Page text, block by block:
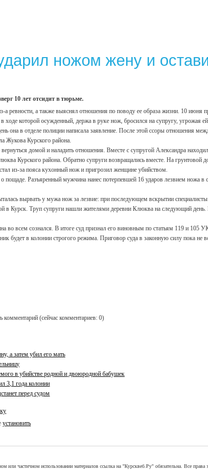
ножом жену и
10 лет отсидит в тюрьме.
а ревности, а также выяснял отношения по поводу ее образа жизни. 10
ходе которой осужденный, держа в руке нож, бросился на супругу, угрожая
она в отделе полиции написала заявление. После этой ссоры отношения
Жукова Курского района.
домой и наладить отношения. Вместе с супругой Александра
Курского района. Обратно супруги возвращались вместе. На грунтовой
из-за пояса кухонный нож и пригрозил женщине убийством.
пощаде. Разъяренный мужчина нанес потерпевшей 16 ударов лезвием ножа в
вырвать у мужа нож за лезвие: при последующем вскрытии
в Курск. Труп супруги нашли жителями деревни Клюква на следующий
во всем сознался. В итоге суд признал его виновным по статьям 119 и 105
будет в колонии строгого режима. Приговор суда в законную силу пока не
комментарий (сейчас комментариев: 0)
а затем убил его мать
в убийстве родной и двоюродной бабушек
3,1 года колонии
перед судом
установить
или частичном использовании материалов ссылка на "Курсквеб.Ру" обязательна. Все